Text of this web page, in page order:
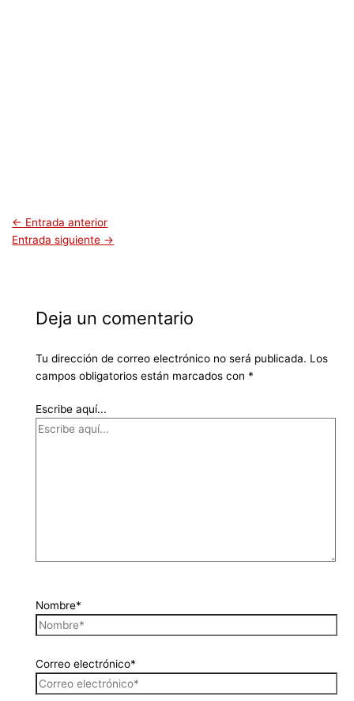
← Entrada anterior
Entrada siguiente →
Deja un comentario
Tu dirección de correo electrónico no será publicada. Los
campos obligatorios están marcados con *
Escribe aquí...
Nombre*
Correo electrónico*